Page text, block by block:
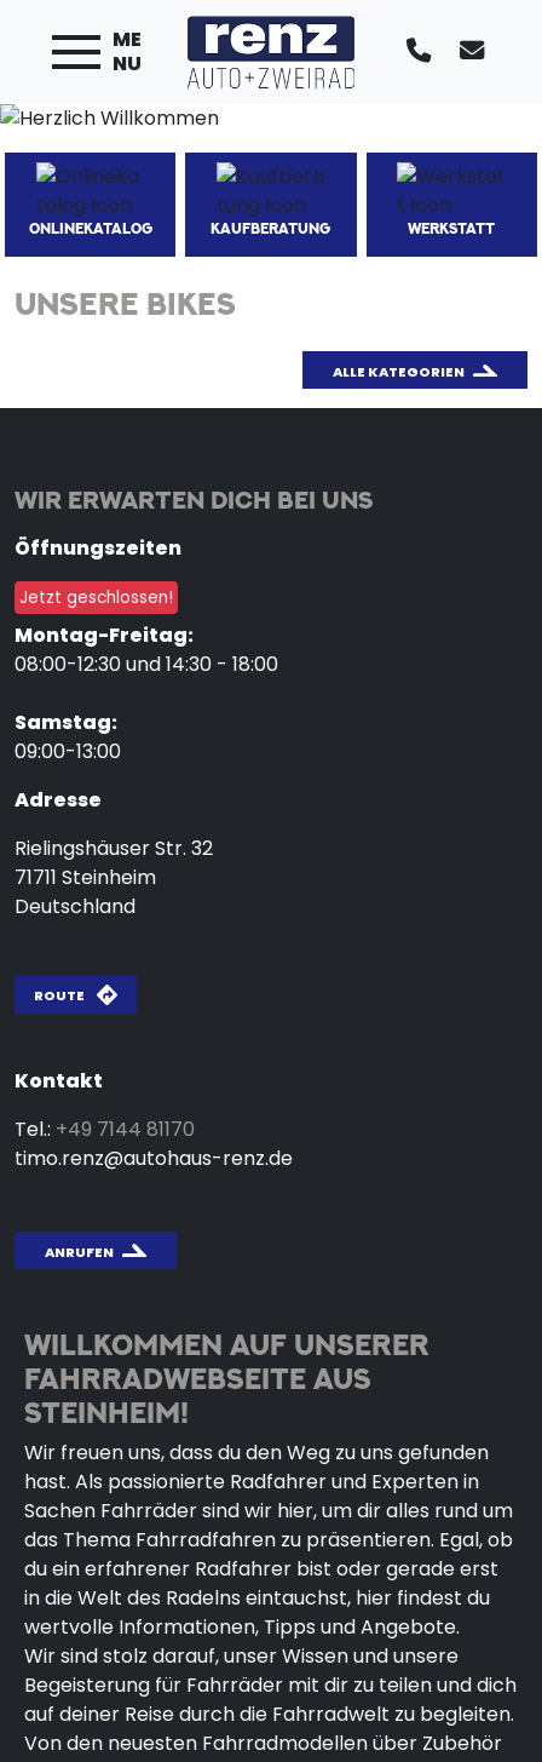
ME
NU
ONLINEKATALOG KAUFBERATUNG WERKSTATT
UNSERE BIKES
ALLE KATEGORIEN
WIR ERWARTEN DICH BEI UNS
Öffnungszeiten
Jetzt geschlossen!
Montag-Freitag:
08:00-12:30 und 14:30 - 18:00
Samstag:
09:00-13:00
Adresse
Rielingshäuser Str. 32
71711 Steinheim
Deutschland
ROUTE
Kontakt
Tel.: +49 7144 81170
timo.renz@autohaus-renz.de
ANRUFEN
WILLKOMMEN AUF UNSERER
FAHRRADWEBSEITE AUS
STEINHEIM!
Wir freuen uns, dass du den Weg zu uns gefunden
hast. Als passionierte Radfahrer und Experten in
Sachen Fahrräder sind wir hier, um dir alles rund um
das Thema Fahrradfahren zu präsentieren. Egal, ob
du ein erfahrener Radfahrer bist oder gerade erst
in die Welt des Radelns eintauchst, hier findest du
wertvolle Informationen, Tipps und Angebote.
Wir sind stolz darauf, unser Wissen und unsere
Begeisterung für Fahrräder mit dir zu teilen und dich
auf deiner Reise durch die Fahrradwelt zu begleiten.
Von den neuesten Fahrradmodellen über Zubehör